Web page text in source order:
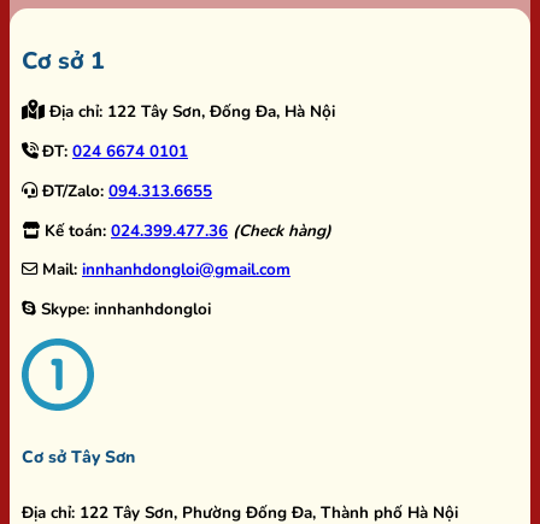
Cơ sở 1
Địa chỉ: 122 Tây Sơn, Đống Đa, Hà Nội
ĐT: 024 6674 0101
ĐT/Zalo: 094.313.6655
Kế toán: 024.399.477.36 (Check hàng)
Mail: innhanhdongloi@gmail.com
Skype: innhanhdongloi
Cơ sở Tây Sơn
Địa chỉ: 122 Tây Sơn, Phường Đống Đa, Thành phố Hà Nội